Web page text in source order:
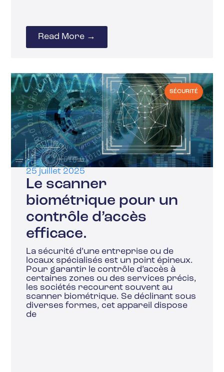
Read More →
SÉCURITÉ
25 juillet 2025
Le scanner
biométrique pour un
contrôle d’accès
efficace.
La sécurité d’une entreprise ou de
locaux spécialisés est un point épineux.
Pour garantir le contrôle d’accès à
certaines zones ou des services précis,
les sociétés recourent souvent au
scanner biométrique. Se déclinant sous
diverses formes, cet appareil dispose
de